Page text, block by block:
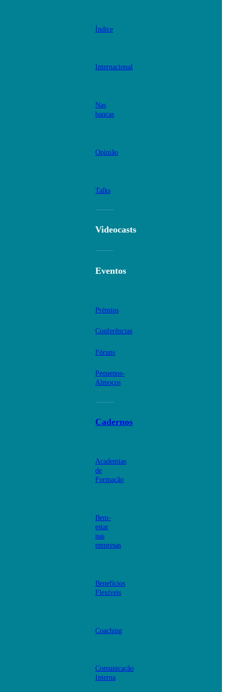
Índice
Internacional
Nas
bancas
Opinião
Talks
Videocasts
Eventos
Prémios
Conferências
Fóruns
Pequenos-
Almoços
Cadernos
Academias
de
Formação
Bem-
estar
nas
empresas
Benefícios
Flexíveis
Coaching
Comunicação
Interna